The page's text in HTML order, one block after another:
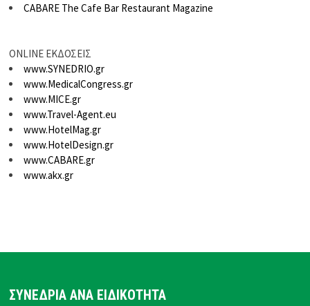
CABARE The Cafe Bar Restaurant Magazine
ONLINE ΕΚΔΟΣΕΙΣ
www.SYNEDRIO.gr
www.MedicalCongress.gr
www.MICE.gr
www.Travel-Agent.eu
www.HotelMag.gr
www.HotelDesign.gr
www.CABARE.gr
www.akx.gr
ΣΥΝΕΔΡΙΑ ΑΝΑ ΕΙΔΙΚΟΤΗΤΑ